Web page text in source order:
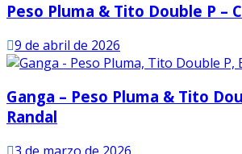
Peso Pluma & Tito Double P –
9 de abril de 2026
Ganga – Peso Pluma & Tito
Randal